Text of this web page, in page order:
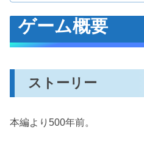
アデル
ミノチ
ユーゴ
カグツチ
サタヒコ
ゲーム概要
ストーリー
本編より500年前。